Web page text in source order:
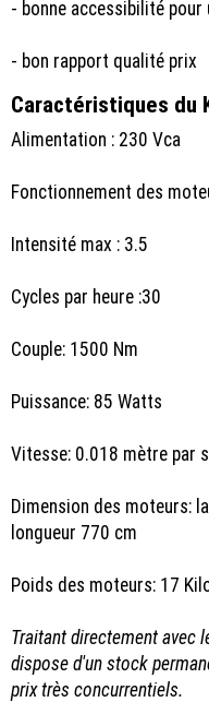
- bonne accessibilité pour
- bon rapport qualité prix
Caractéristiques du
Alimentation : 230 Vca
Fonctionnement des
Intensité max : 3.5
Cycles par heure :30
Couple: 1500 Nm
Puissance: 85 Watts
Vitesse: 0.018 mètre par
Dimension des moteurs:
longueur 770 cm
Poids des moteurs: 17
Traitant directement avec
dispose d'un stock
prix très concurrentiels.